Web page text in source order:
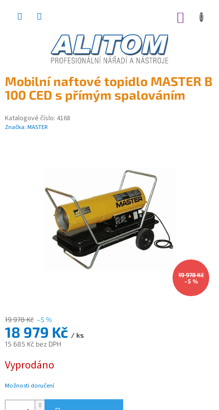
Mobilní naftové topidlo MASTER B
100 CED s přímým spalováním
Katalogové číslo: 4168
Značka: MASTER
19 978 Kč
–5 %
19 978 Kč –5 %
18 979 Kč / ks
15 685 Kč bez DPH
cena:
Vyprodáno
Možnosti doručení